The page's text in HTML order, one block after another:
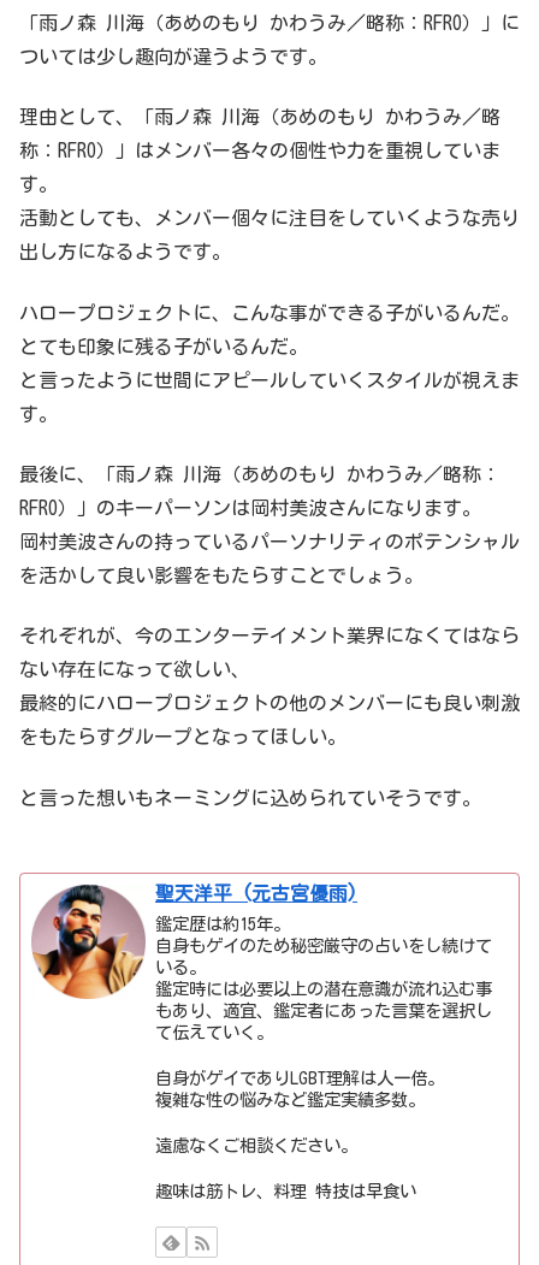
「雨ノ森 川海（あめのもり かわうみ／略称：RFRO）」に
ついては少し趣向が違うようです。
理由として、「雨ノ森 川海（あめのもり かわうみ／略
称：RFRO）」はメンバー各々の個性や力を重視していま
す。
活動としても、メンバー個々に注目をしていくような売り
出し方になるようです。
ハロープロジェクトに、こんな事ができる子がいるんだ。
とても印象に残る子がいるんだ。
と言ったように世間にアピールしていくスタイルが視えま
す。
最後に、「雨ノ森 川海（あめのもり かわうみ／略称：
RFRO）」のキーパーソンは岡村美波さんになります。
岡村美波さんの持っているパーソナリティのポテンシャル
を活かして良い影響をもたらすことでしょう。
それぞれが、今のエンターテイメント業界になくてはなら
ない存在になって欲しい、
最終的にハロープロジェクトの他のメンバーにも良い刺激
をもたらすグループとなってほしい。
と言った想いもネーミングに込められていそうです。
聖天洋平 (元古宮優雨)
鑑定歴は約15年。
自身もゲイのため秘密厳守の占いをし続けて
いる。
鑑定時には必要以上の潜在意識が流れ込む事
もあり、適宜、鑑定者にあった言葉を選択し
て伝えていく。
自身がゲイでありLGBT理解は人一倍。
複雑な性の悩みなど鑑定実績多数。
遠慮なくご相談ください。
趣味は筋トレ、料理 特技は早食い